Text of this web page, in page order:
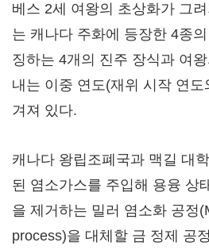
베스 2세 여왕의 초상화가 그
는 캐나다 주화에 등장한 4종
징하는 4개의 진주 장식과 여
내는 이중 연도(재위 시작 연도
겨져 있다.
캐나다 왕립조폐국과 맥길 대
된 염소가스를 주입해 용융 상
을 제거하는 밀러 염소화 공정
process)을 대체할 금 정제 공